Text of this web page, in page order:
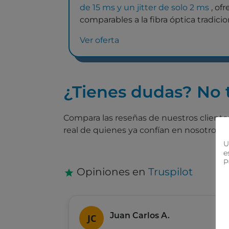
de 15 ms y un jitter de solo 2 ms ,
comparables a la fibra óptica
Ver oferta
¿Tienes dudas?
Compara las reseñas de nuestros
real de quienes ya confían en nosotros
Opiniones en Truspilot
JC Juan Carlos A.